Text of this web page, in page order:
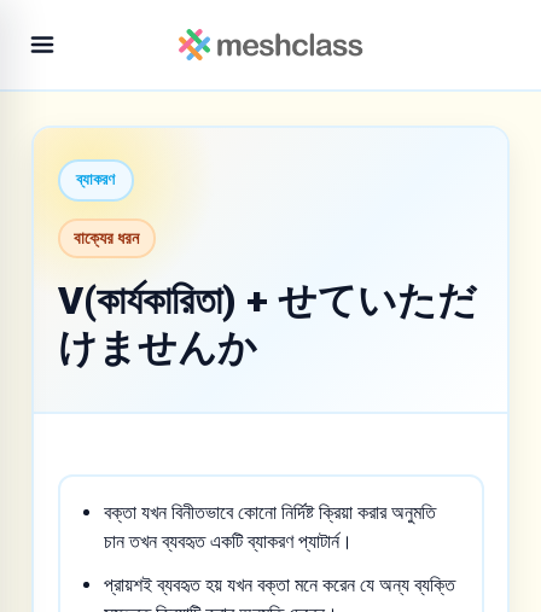
ব্যাকরণ
বাক্যের ধরন
V(কার্যকারিতা) + せていただ
けませんか
বক্তা যখন বিনীতভাবে কোনো নির্দিষ্ট ক্রিয়া করার অনুমতি
চান তখন ব্যবহৃত একটি ব্যাকরণ প্যাটার্ন।
প্রায়শই ব্যবহৃত হয় যখন বক্তা মনে করেন যে অন্য ব্যক্তি